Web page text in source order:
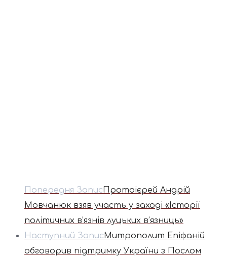
Попередня ЗаписПротоієрей Андрій
Мовчанюк взяв участь у заході «Історії
політичних в’язнів луцьких в’язниць»
Наступний ЗаписМитрополит Епіфаній
обговорив підтримку України з Послом